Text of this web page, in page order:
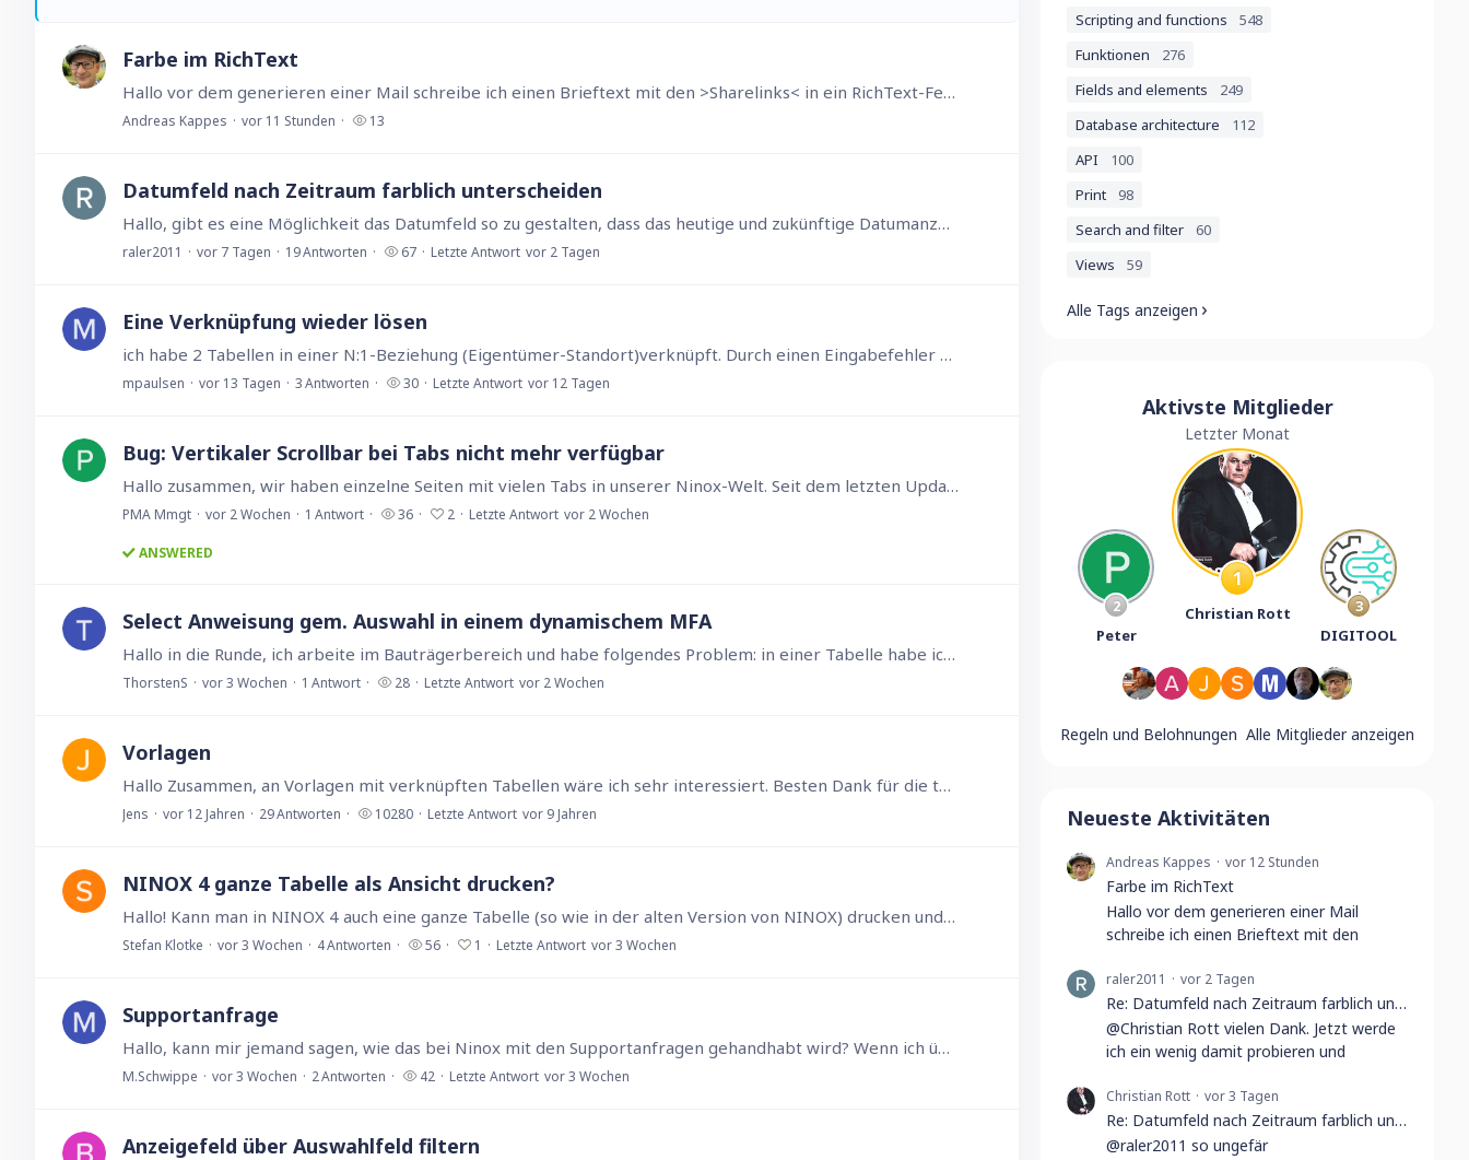
Farbe im RichText
Hallo vor dem generieren einer Mail schreibe ich einen Brieftext mit den >Sharelinks< in ein RichText-Feld (html eingestellt) jetzt möchte ich aber die Schriftfarbe,…
Andreas Kappes vor 11 Stunden 13
Datumfeld nach Zeitraum farblich unterscheiden
Hallo, gibt es eine Möglichkeit das Datumfeld so zu gestalten, dass das heutige und zukünftige Datumanzeigen farblich anders unterlegt aussehen, zum Beispiel gelb, als ein abgelaufener Zeitrum?…
raler2011 vor 7 Tagen 19Antworten 67 Letzte Antwort vor 2 Tagen
Eine Verknüpfung wieder lösen
ich habe 2 Tabellen in einer N:1-Beziehung (Eigentümer-Standort)verknüpft. Durch einen Eingabefehler möchte ich die Verknüpfung lösen um einen Standort mit einem anderen Eigentümer zu verknüpfen.…
mpaulsen vor 13 Tagen 3Antworten 30 Letzte Antwort vor 12 Tagen
Bug: Vertikaler Scrollbar bei Tabs nicht mehr verfügbar
Hallo zusammen, wir haben einzelne Seiten mit vielen Tabs in unserer Ninox-Welt. Seit dem letzten Update ist leider kein vertikaler Scroll-Bar mehr enthalten,…
PMA Mmgt vor 2 Wochen 1 Antwort 36 2 Letzte Antwort vor 2 Wochen
ANSWERED
Select Anweisung gem. Auswahl in einem dynamischem MFA
Hallo in die Runde, ich arbeite im Bauträgerbereich und habe folgendes Problem: in einer Tabelle habe ich die möglichen Kaufpreisraten (MaBV-Raten) erfasst mit dem anteiligen Prozentsatz am Kaufpreis.…
ThorstenS vor 3 Wochen 1 Antwort 28 Letzte Antwort vor 2 Wochen
Vorlagen
Hallo Zusammen, an Vorlagen mit verknüpften Tabellen wäre ich sehr interessiert. Besten Dank für die tolle Arbeit MfG Jens
Jens vor 12 Jahren 29Antworten 10280 Letzte Antwort vor 9 Jahren
NINOX 4 ganze Tabelle als Ansicht drucken?
Hallo! Kann man in NINOX 4 auch eine ganze Tabelle (so wie in der alten Version von NINOX) drucken und wenn ja wo versteckt sich das Druckzeichen? Vielen Dank für die Hilfe.
Stefan Klotke vor 3 Wochen 4Antworten 56 1 Letzte Antwort vor 3 Wochen
Supportanfrage
Hallo, kann mir jemand sagen, wie das bei Ninox mit den Supportanfragen gehandhabt wird? Wenn ich über das Supportformular eine Anfrage stelle, kommt dann eine Mail, dass die Anfrage eingegangen ist,…
M.Schwippe vor 3 Wochen 2Antworten 42 Letzte Antwort vor 3 Wochen
Anzeigefeld über Auswahlfeld filtern
Scripting and functions
548
Funktionen
276
Fields and elements
249
Database architecture
112
API
100
Print
98
Search and filter
60
Views
59
Alle Tags anzeigen
Aktivste Mitglieder
Letzter Monat
2
Peter
1
Christian Rott
3
DIGITOOL
Regeln und Belohnungen Alle Mitglieder anzeigen
Neueste Aktivitäten
Andreas Kappes vor 12 Stunden
Farbe im RichText
Hallo vor dem generieren einer Mail
schreibe ich einen Brieftext mit den
raler2011 vor 2 Tagen
Re: Datumfeld nach Zeitraum farblich unterscheiden
@Christian Rott vielen Dank. Jetzt werde
ich ein wenig damit probieren und
Christian Rott vor 3 Tagen
Re: Datumfeld nach Zeitraum farblich unterscheiden
@raler2011 so ungefär